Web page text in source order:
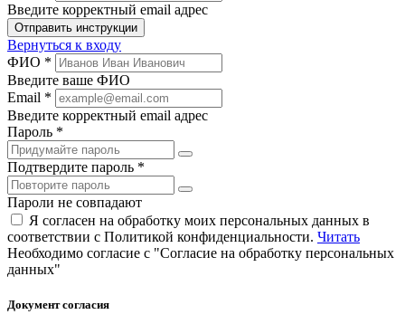
Введите корректный email адрес
Отправить инструкции
Вернуться к входу
ФИО *
Введите ваше ФИО
Email *
Введите корректный email адрес
Пароль *
Подтвердите пароль *
Пароли не совпадают
Я согласен на обработку моих персональных данных в
соответствии с Политикой конфиденциальности. Читать
Необходимо согласие с "Согласие на обработку персональных
данных"
Документ согласия